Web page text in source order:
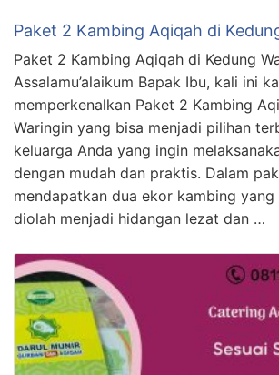
Paket 2 Kambing Aqiqah di
Paket 2 Kambing Aqiqah di Kedung
Assalamu’alaikum Bapak Ibu, kali ini
memperkenalkan Paket 2 Kambing
Waringin yang bisa menjadi pilihan
keluarga Anda yang ingin
dengan mudah dan praktis. Dalam
mendapatkan dua ekor kambing
diolah menjadi hidangan lezat dan …